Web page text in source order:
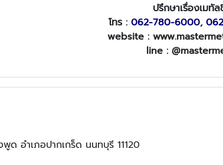
ปรึกษาเรื่องเมทั
โทร : 062-780-6000,
website :
line :
ด อำเภอปากเกร็ด นนทบุรี 11120